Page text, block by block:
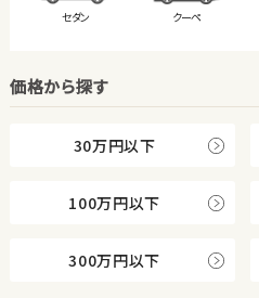
セダン クーペ
価格から探す
30万円以下
100万円以下
300万円以下